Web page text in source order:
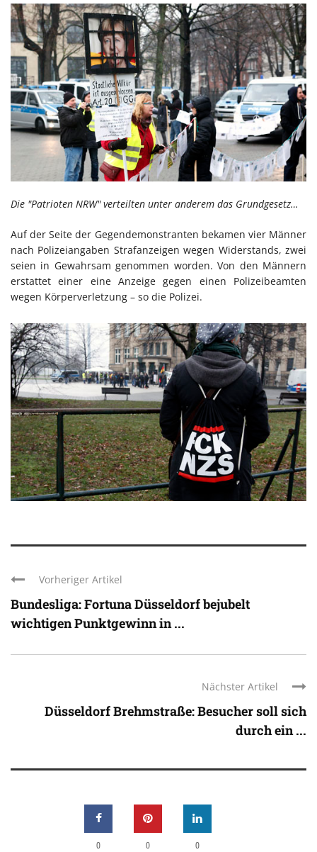
Die "Patrioten NRW" verteilten unter anderem das Grundgesetz…
Auf der Seite der Gegendemonstranten bekamen vier Männer
nach Polizeiangaben Strafanzeigen wegen Widerstands, zwei
seien in Gewahrsam genommen worden. Von den Männern
erstattet einer eine Anzeige gegen einen Polizeibeamten
wegen Körperverletzung – so die Polizei.
Vorheriger Artikel
Bundesliga: Fortuna Düsseldorf bejubelt
wichtigen Punktgewinn in ...
Nächster Artikel
Düsseldorf Brehmstraße: Besucher soll sich
durch ein ...
0 0 0